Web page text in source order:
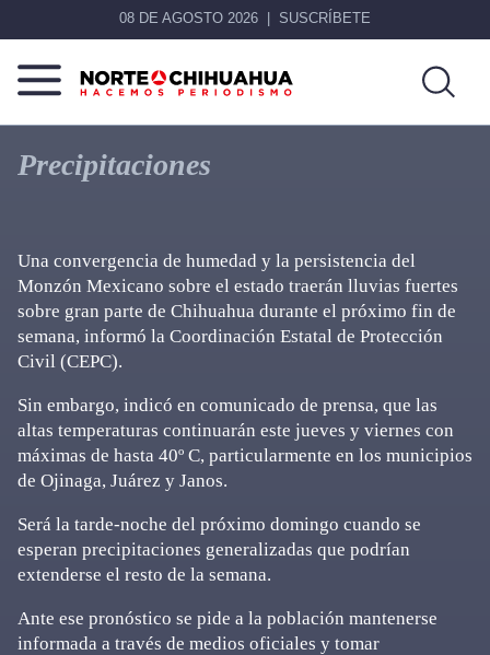
08 DE AGOSTO 2026 SUSCRÍBETE
Norte
De
Chihuahua
Más
que
noticias,
Precipitaciones
Una convergencia de humedad y la persistencia del
Monzón Mexicano sobre el estado traerán lluvias fuertes
sobre gran parte de Chihuahua durante el próximo fin de
semana, informó la Coordinación Estatal de Protección
Civil (CEPC).
Sin embargo, indicó en comunicado de prensa, que las
altas temperaturas continuarán este jueves y viernes con
máximas de hasta 40º C, particularmente en los municipios
de Ojinaga, Juárez y Janos.
Será la tarde-noche del próximo domingo cuando se
esperan precipitaciones generalizadas que podrían
extenderse el resto de la semana.
Ante ese pronóstico se pide a la población mantenerse
informada a través de medios oficiales y tomar